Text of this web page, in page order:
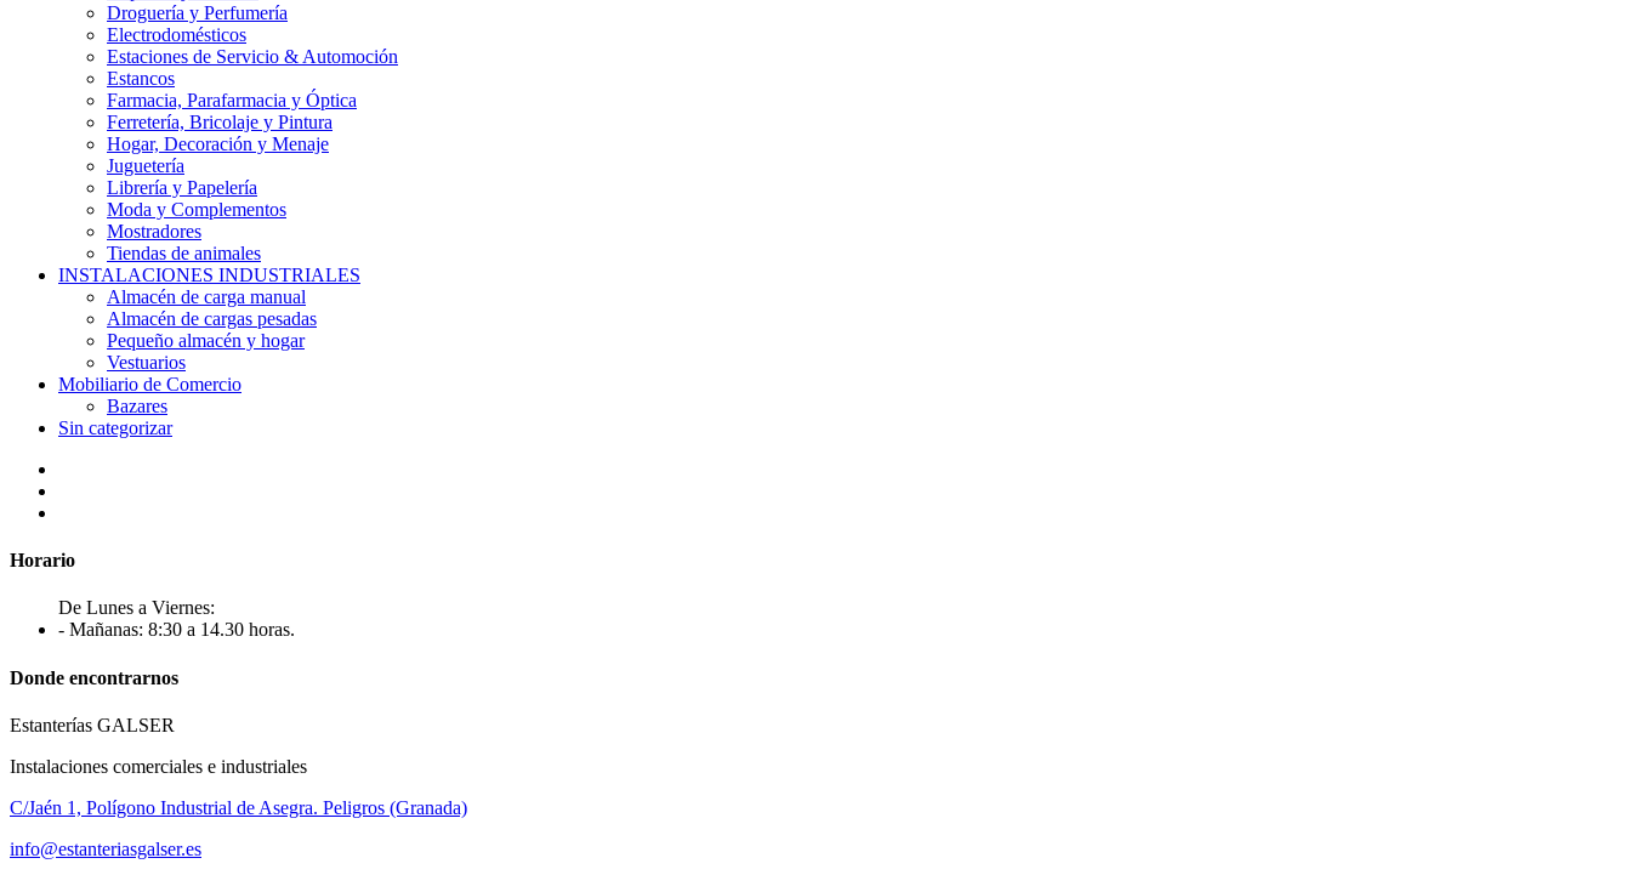
Droguería y Perfumería
Electrodomésticos
Estaciones de Servicio & Automoción
Estancos
Farmacia, Parafarmacia y Óptica
Ferretería, Bricolaje y Pintura
Hogar, Decoración y Menaje
Juguetería
Librería y Papelería
Moda y Complementos
Mostradores
Tiendas de animales
INSTALACIONES INDUSTRIALES
Almacén de carga manual
Almacén de cargas pesadas
Pequeño almacén y hogar
Vestuarios
Mobiliario de Comercio
Bazares
Sin categorizar
Horario
De Lunes a Viernes:
- Mañanas: 8:30 a 14.30 horas.
Donde encontrarnos
Estanterías GALSER
Instalaciones comerciales e industriales
C/Jaén 1, Polígono Industrial de Asegra. Peligros (Granada)
info@estanteriasgalser.es